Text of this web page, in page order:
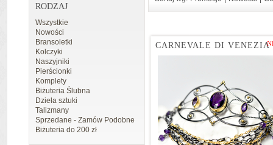
RODZAJ
Wszystkie
Nowości
Bransoletki
Kolczyki
Naszyjniki
Pierścionki
Komplety
Biżuteria Ślubna
Dzieła sztuki
Talizmany
Sprzedane - Zamów Podobne
Biżuteria do 200 zł
CARNEVALE DI VENEZIA